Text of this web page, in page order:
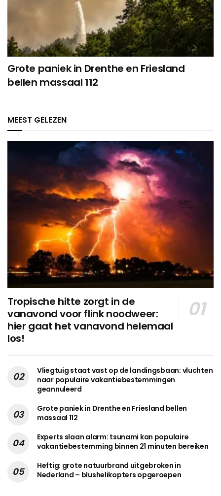
Grote paniek in Drenthe en Friesland
bellen massaal 112
MEEST GELEZEN
Tropische hitte zorgt in de
vanavond voor flink noodweer:
hier gaat het vanavond helemaal
los!
Vliegtuig staat vast op de landingsbaan: vluchten
naar populaire vakantiebestemmingen
geannuleerd
Grote paniek in Drenthe en Friesland bellen
massaal 112
Experts slaan alarm: tsunami kan populaire
vakantiebestemming binnen 21 minuten bereiken
Heftig: grote natuurbrand uitgebroken in
Nederland – blushelikopters opgeroepen